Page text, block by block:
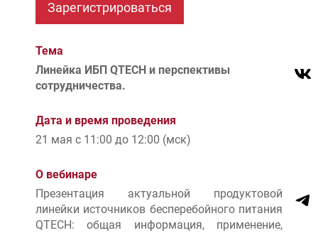
Тема
Линейка ИБП QTECH и перспективы
сотрудничества.
Дата и время проведения
21 мая с 11:00 до 12:00 (мск)
О вебинаре
Презентация актуальной продуктовой
линейки источников бесперебойного питания
QTECH: общая информация, применение,